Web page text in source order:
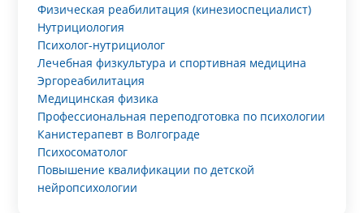
Физическая реабилитация (кинезиоспециалист)
Нутрициология
Психолог-нутрициолог
Лечебная физкультура и спортивная медицина
Эргореабилитация
Медицинская физика
Профессиональная переподготовка по психологии
Канистерапевт в Волгограде
Психосоматолог
Повышение квалификации по детской
нейропсихологии